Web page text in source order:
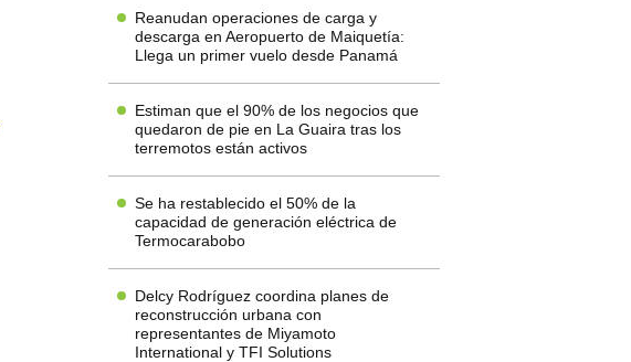
Reanudan operaciones de carga y
descarga en Aeropuerto de Maiquetía:
Llega un primer vuelo desde Panamá
Estiman que el 90% de los negocios que
quedaron de pie en La Guaira tras los
terremotos están activos
Se ha restablecido el 50% de la
capacidad de generación eléctrica de
Termocarabobo
Delcy Rodríguez coordina planes de
reconstrucción urbana con
representantes de Miyamoto
International y TFI Solutions